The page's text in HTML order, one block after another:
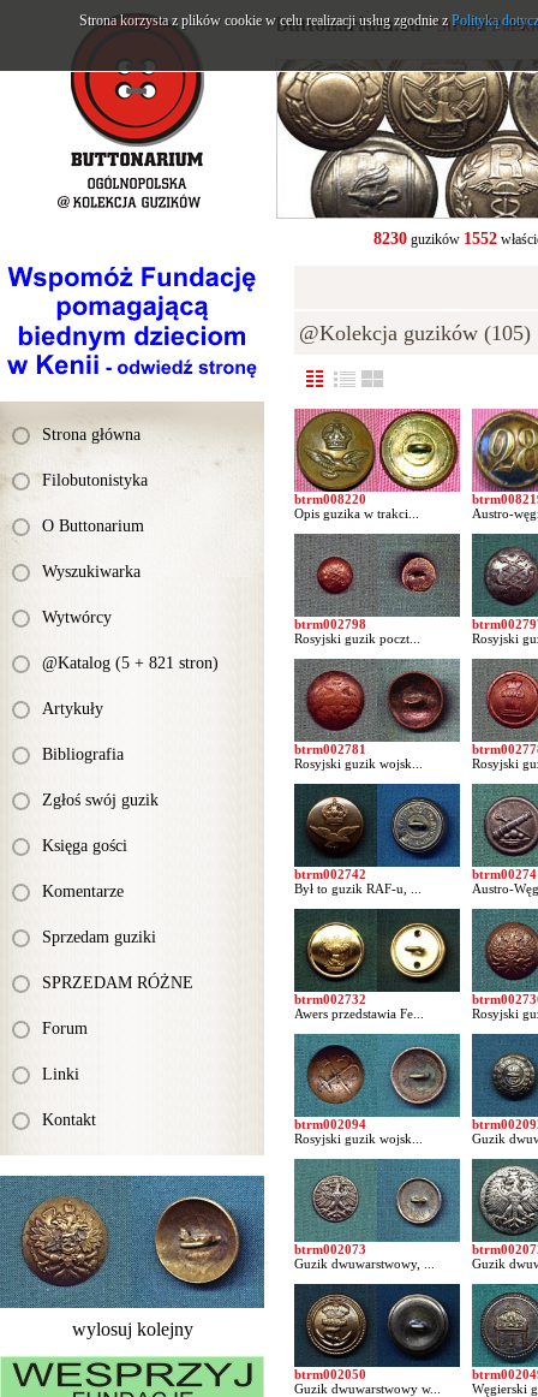
Strona główna
Filobutonistyka
O Buttonarium
Wyszukiwarka
Wytwórcy
@Katalog (5 + 821 stron)
Artykuły
Bibliografia
Zgłoś swój guzik
Księga gości
Komentarze
Sprzedam guziki
SPRZEDAM RÓŻNE
Forum
Linki
Kontakt
wylosuj kolejny
buttonarium.eu- Strona
8230guzików 1552
@Kolekcja guzików (105)
btrm008220
Opis guzika w trakci...
Austro-
btrm002798
Rosyjski guzik poczt...
Rosyjski
btrm002781
Rosyjski guzik wojsk...
Rosyjski
btrm002742
Był to guzik RAF-u, ...
Austro-
btrm002732
Awers przedstawia Fe...
Rosyjski
btrm002094
Rosyjski guzik wojsk...
Guzik
btrm002073
Guzik dwuwarstwowy, ...
Guzik
btrm002050
Guzik dwuwarstwowy w...
Węgierski
Strona korzysta z plików cookie w celu realizacji usług zgodnie zPolityką